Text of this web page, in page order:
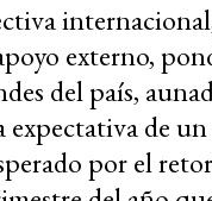
externo,
del país,
de
por el